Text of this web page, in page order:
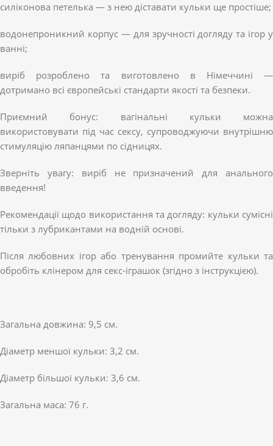
силіконова петелька — з нею діставати кульки ще простіше;
водонепроникний корпус — для зручності догляду та ігор у
ванні;
виріб розроблено та виготовлено в Німеччині —
дотримано всі європейські стандарти якості та безпеки.
Приємний бонус: вагінальні кульки можна
використовувати під час сексу, супроводжуючи внутрішню
стимуляцію ляпанцями по сідницях.
Зверніть увагу: виріб не призначений для анального
введення!
Рекомендації щодо використання та догляду: кульки сумісні
тільки з лубрикантами на водній основі.
Після любовних ігор або тренування промийте кульки та
обробіть клінером для секс-іграшок (згідно з інструкцією).
Загальна довжина: 9,5 см.
Діаметр меншої кульки: 3,2 см.
Діаметр більшої кульки: 3,6 см.
Загальна маса: 76 г.